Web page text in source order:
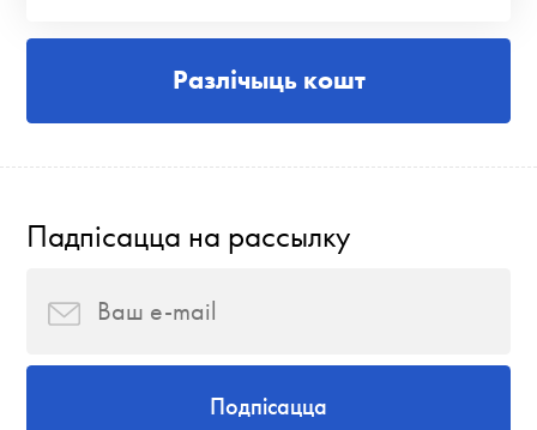
Разлічыць кошт
Падпісацца на рассылку
Подпісацца